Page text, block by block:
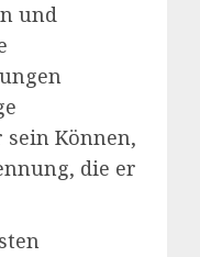
und
Können,
die er